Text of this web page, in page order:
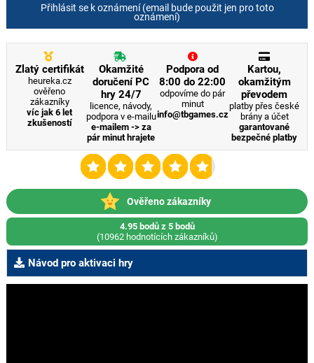
Přihlásit se k oznámení (email bude použit jen pro toto
oznámení)
Zlatý certifikát
heureka.cz
ověřeno
zákazníky
víc jak 6 let
zkušeností
Okamžité
doručení PC
hry 24/7
licence, návody,
podpora v e-mailu
e-mailem -> za
pár minut hrajete
Podpora od
8:00 do 22:00
odpovíme do pár
minut
info@tbgames.cz
Kartou,
okamžitým
převodem
platby přes české
brány a účet
garantované
bezpečné platby
Ověřeno zákazníky
4.95 bodů z 5 bodů
(10962 hodnotících zákazníků)
Návod pro aktivaci hry